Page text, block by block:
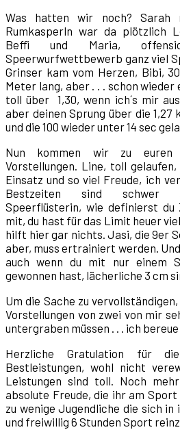
Was hatten wir noch? Sarah
Rumkasperln war da plötzlich
Beffi und Maria,
Speerwurfwettbewerb ganz viel
Grinser kam vom Herzen, Bibi,
Meter lang, aber . . . schon wieder
toll über 1,30, wenn ich´s mir
aber deinen Sprung über die 1,27
und die 100 wieder unter 14 sec
Nun kommen wir zu
Vorstellungen. Line, toll
Einsatz und so viel Freude, ich
Bestzeiten sind schwer
Speerflüsterin, wie definierst
mit, du hast für das Limit heuer
hilft hier gar nichts. Jasi, die 9er
aber, muss ertrainiert werden.
auch wenn du mit nur einem
gewonnen hast, lächerliche 3 cm
Um die Sache zu
Vorstellungen von zwei von mir
untergraben müssen . . . ich
Herzliche Gratulation für
Bestleistungen, wohl nicht
Leistungen sind toll. Noch
absolute Freude, die ihr am
zu wenige Jugendliche die sich
und freiwillig 6 Stunden Sport